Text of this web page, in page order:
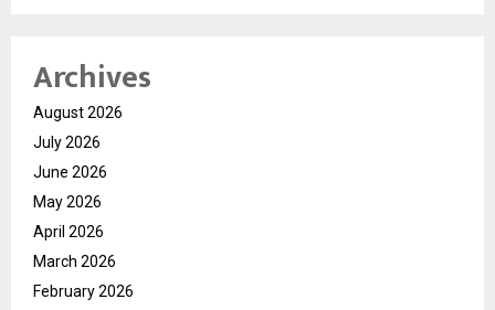
Archives
August 2026
July 2026
June 2026
May 2026
April 2026
March 2026
February 2026